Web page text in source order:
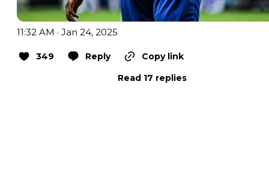
11:32 AM · Jan 24, 2025
349 Reply
Copy link
Read 17 replies